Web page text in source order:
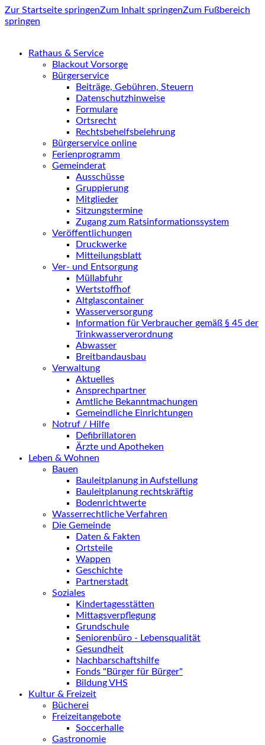
Zur Startseite springenZum Inhalt springenZum Fußbereich
springen
Rathaus & Service
Blackout Vorsorge
Bürgerservice
Beiträge, Gebühren, Steuern
Datenschutzhinweise
Formulare
Ortsrecht
Rechtsbehelfsbelehrung
Bürgerservice online
Ferienprogramm
Gemeinderat
Ausschüsse
Gruppierung
Mitglieder
Sitzungstermine
Zugang zum Ratsinformationssystem
Veröffentlichungen
Druckwerke
Mitteilungsblatt
Ver- und Entsorgung
Müllabfuhr
Wertstoffhof
Altglascontainer
Wasserversorgung
Information für Verbraucher gemäß § 45 der
Trinkwasserverordnung
Abwasser
Breitbandausbau
Verwaltung
Aktuelles
Ansprechpartner
Amtliche Bekanntmachungen
Gemeindliche Einrichtungen
Notruf / Hilfe
Defibrillatoren
Ärzte und Apotheken
Leben & Wohnen
Bauen
Bauleitplanung in Aufstellung
Bauleitplanung rechtskräftig
Bodenrichtwerte
Wasserrechtliche Verfahren
Die Gemeinde
Daten & Fakten
Ortsteile
Wappen
Geschichte
Partnerstadt
Soziales
Kindertagesstätten
Mittagsverpflegung
Grundschule
Seniorenbüro - Lebensqualität
Gesundheit
Nachbarschaftshilfe
Fonds "Bürger für Bürger"
Bildung VHS
Kultur & Freizeit
Bücherei
Freizeitangebote
Soccerhalle
Gastronomie